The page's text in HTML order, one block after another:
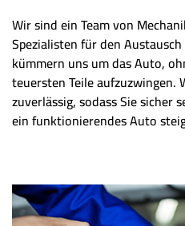
Wir sind ein Team von
Spezialisten für den
kümmern uns um das Auto,
teuersten Teile aufzuzwingen.
zuverlässig, sodass Sie sicher
ein funktionierendes Auto